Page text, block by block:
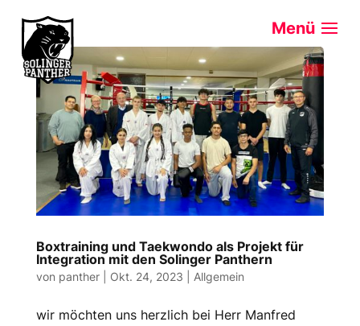
Boxtraining und Taekwondo als Projekt für
Integration mit den Solinger Panthern
von panther| Okt. 24, 2023 Allgemein
wir möchten uns herzlich bei Herr Manfred